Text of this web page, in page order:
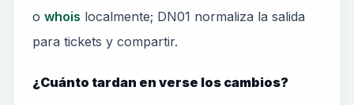
o whois localmente; DN01 normaliza la salida
para tickets y compartir.
¿Cuánto tardan en verse los cambios?